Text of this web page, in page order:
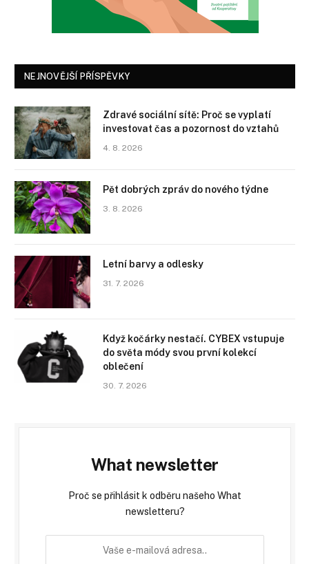
NEJNOVĚJŠÍ PŘÍSPĚVKY
Zdravé sociální sítě: Proč se vyplatí
investovat čas a pozornost do vztahů
4. 8. 2026
Pět dobrých zpráv do nového týdne
3. 8. 2026
Letní barvy a odlesky
31. 7. 2026
Když kočárky nestačí. CYBEX vstupuje
do světa módy svou první kolekcí
oblečení
30. 7. 2026
What newsletter
Proč se přihlásit k odběru našeho What
newsletteru?